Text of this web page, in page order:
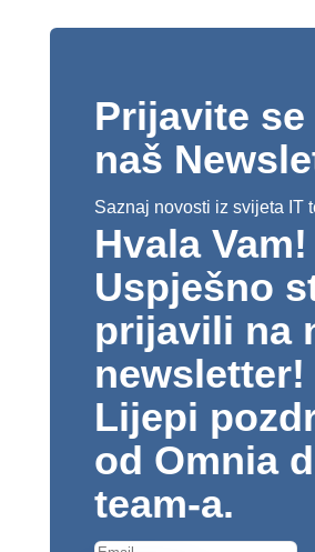
Prijavite se
naš
Saznaj novosti iz svijeta IT
Hvala Vam!
Uspješno
prijavili na
newsletter!
Lijepi
od Omnia
team-a.